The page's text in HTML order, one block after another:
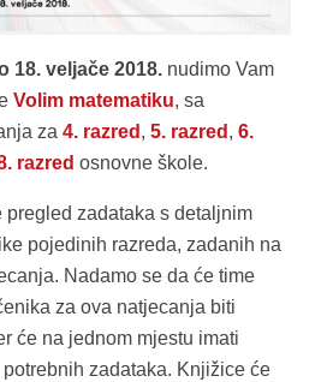
18. veljače 2018. nudimo Vam
Volim matematiku, sa
za 4. razred , 5. razred , 6.
razred osnovne škole.
zadataka s detaljnim
pojedinih razreda, zadanih na
Nadamo se da će time
za ova natjecanja biti
će na jednom mjestu imati
zadataka. Knjižice će